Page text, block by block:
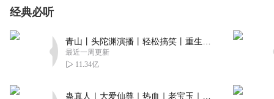
走起，过场，给十分☆☆☆☆☆🤤
回复 2022-02-17
经典必听
最近一周更新
11.34亿